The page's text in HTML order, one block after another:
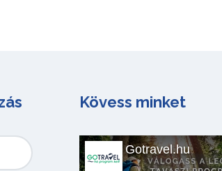
Kövess minket
Gotravel.hu